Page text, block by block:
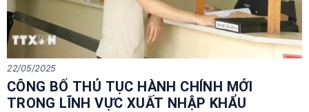
CÔNG BỐ THỦ TỤC HÀNH CHÍNH MỚI
TRONG LĨNH VỰC XUẤT NHẬP KHẨU
22/05/2025